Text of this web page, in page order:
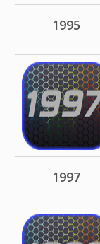
1995
1997